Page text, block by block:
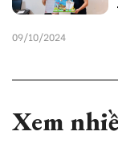
09/10/2024
Xem